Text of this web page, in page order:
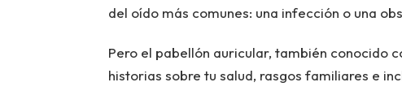
del oído más comunes: una infección o una
Pero el pabellón auricular, también conocido
historias sobre tu salud, rasgos familiares e